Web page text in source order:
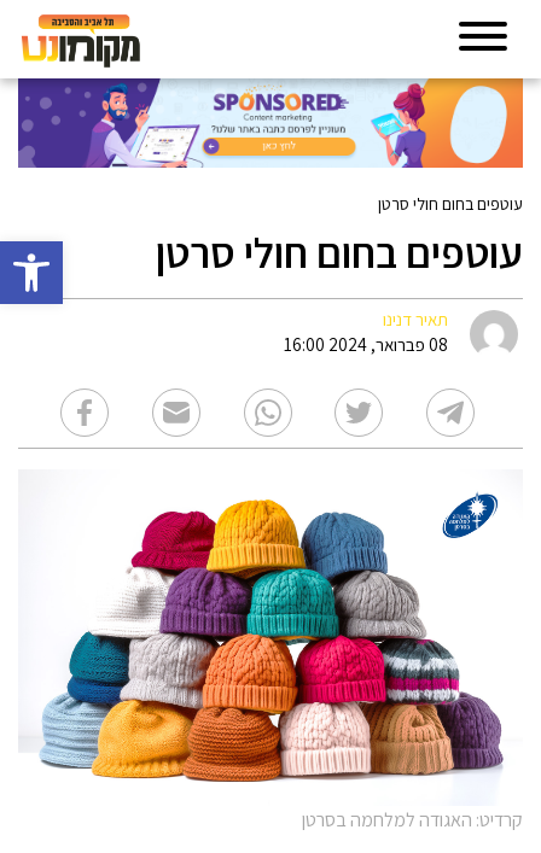
פתח
עוטפים בחום חולי סרטן
עוטפים בחום חולי סרטן
תאיר דנינו
08 פברואר, 2024 16:00
קרדיט: האגודה למלחמה בסרטן